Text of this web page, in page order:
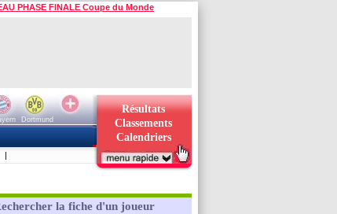
PHASE FINALE Coupe du Monde
Dortmund
Résultats
Classements
Calendriers
|